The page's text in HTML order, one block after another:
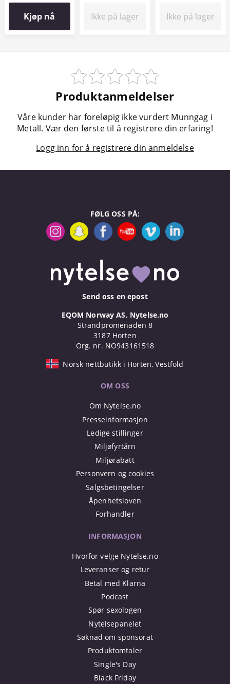
Kjøp nå Ikke på lager Ikke på lager
Produktanmeldelser
Våre kunder har foreløpig ikke vurdert Munngag i
Metall. Vær den første til å registrere din erfaring!
Logg inn for å registrere din anmeldelse
FØLG OSS PÅ:
Send oss en epost
EQOM Norway AS, Nytelse.no
Strandpromenaden 8
3187 Horten
Org. nr. NO943161518
Norsk nettbutikk i Horten, Vestfold
OM OSS
Om Nytelse.no
Presseinformasjon
Ledige stillinger
Miljøfyrtårn
Miljørabatt
Personvern og cookies
Salgsbetingelser
Åpenhetsloven
Forhandler
INFORMASJON
Hvorfor velge Nytelse.no
Leveranser og retur
Betal med Klarna
Podcast
Spør sexologen
Nytelsepanelet
Søknad om sponsorat
Produktomtaler
Single's Day
Black Friday